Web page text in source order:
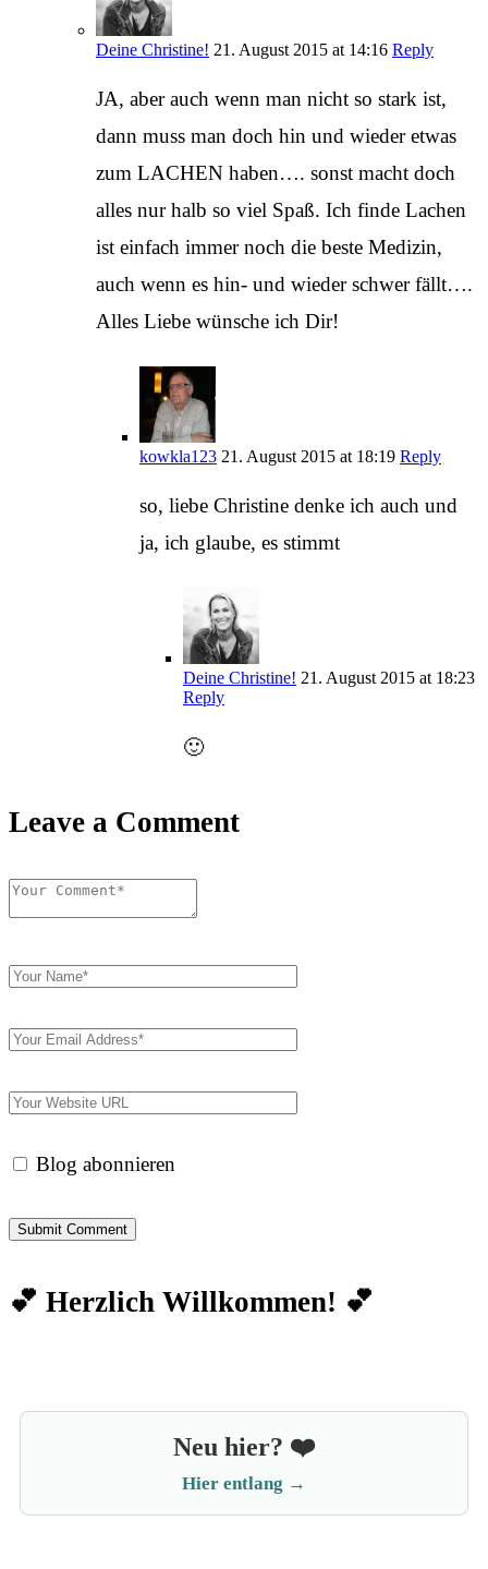
Deine Christine! 21. August 2015 at 14:16 Reply
JA, aber auch wenn man nicht so stark ist,
dann muss man doch hin und wieder etwas
zum LACHEN haben…. sonst macht doch
alles nur halb so viel Spaß. Ich finde Lachen
ist einfach immer noch die beste Medizin,
auch wenn es hin- und wieder schwer fällt….
Alles Liebe wünsche ich Dir!
kowkla123 21. August 2015 at 18:19 Reply
so, liebe Christine denke ich auch und
ja, ich glaube, es stimmt
Deine Christine! 21. August 2015 at 18:23
Reply
🙂
Leave a Comment
Blog abonnieren
💕 Herzlich Willkommen! 💕
Neu hier? ❤️
Hier entlang →